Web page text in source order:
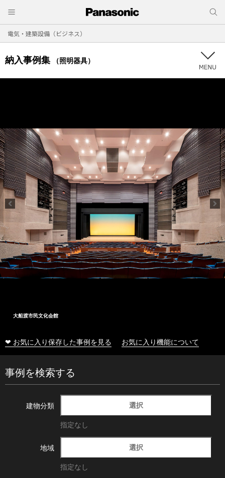
電気・建築設備（ビジネス）
納入事例集 （照明器具）
大船渡市民文化会館
❤ お気に入り保存した事例を見る お気に入り機能について
事例を検索する
建物分類 選択
指定なし
地域 選択
指定なし